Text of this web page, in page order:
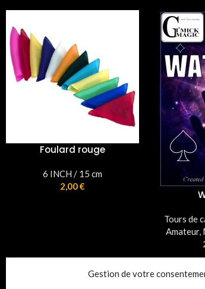
Gestion de votre
Watcher
Balles
Accessoires